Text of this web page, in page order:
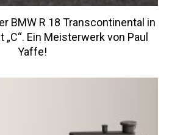
BMW R 18 Transcontinental in
„C“. Ein Meisterwerk von Paul
Yaffe!